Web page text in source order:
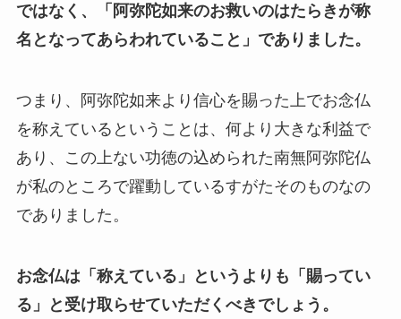
ではなく、「阿弥陀如来のお救いのはたらきが称
名となってあらわれていること」でありました。
つまり、阿弥陀如来より信心を賜った上でお念仏
を称えているということは、何より大きな利益で
あり、この上ない功徳の込められた南無阿弥陀仏
が私のところで躍動しているすがたそのものなの
でありました。
お念仏は「称えている」というよりも「賜ってい
る」と受け取らせていただくべきでしょう。